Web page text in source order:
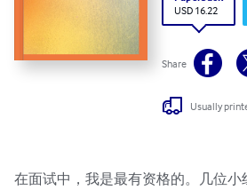
USD 16.22
Share
Usually
在面试中，我是最有资格的。几位小